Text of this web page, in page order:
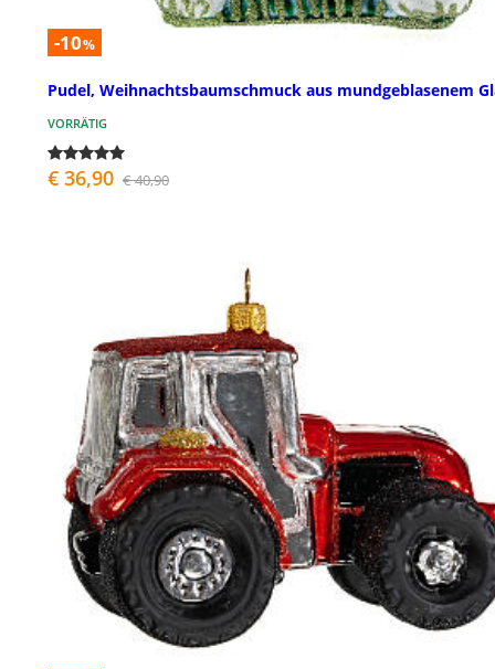
-10%
Pudel, Weihnachtsbaumschmuck aus mundgeblasenem
VORRÄTIG
€ 36,90 € 40,90